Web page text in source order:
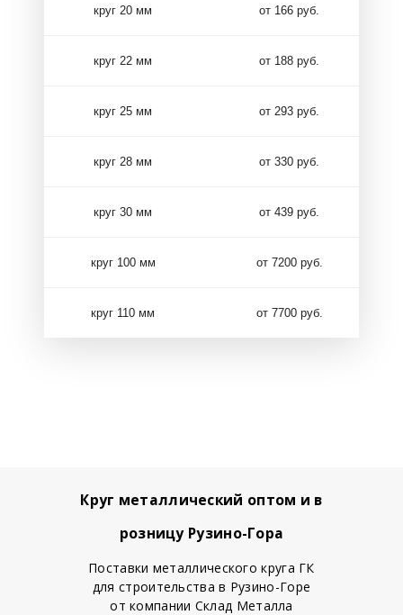
круг 20 мм от 166 руб.
круг 22 мм от 188 руб.
круг 25 мм от 293 руб.
круг 28 мм от 330 руб.
круг 30 мм от 439 руб.
круг 100 мм от 7200 руб.
круг 110 мм от 7700 руб.
Круг металлический оптом и в
розницу Рузино-Гора
Поставки металлического круга ГК
для строительства в Рузино-Горе
от компании Склад Металла